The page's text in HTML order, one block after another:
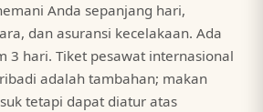
Anda sepanjang hari,
dan asuransi kecelakaan. Ada
3 hari. Tiket pesawat internasional
adalah tambahan; makan
tetapi dapat diatur atas